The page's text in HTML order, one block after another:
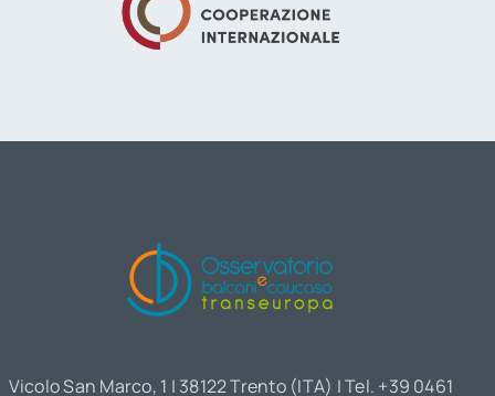
Vicolo San Marco, 1 | 38122 Trento (ITA) | Tel. +39 0461